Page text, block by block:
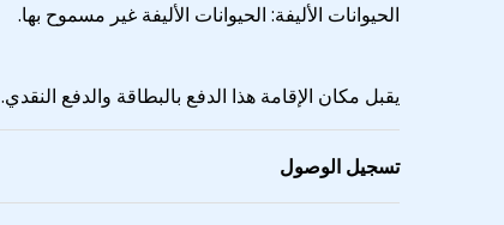
الحيوانات الأليفة: الحيوانات الأليفة غير مسموح بها.
يقبل مكان الإقامة هذا الدفع بالبطاقة والدفع النقدي.
تسجيل الوصول